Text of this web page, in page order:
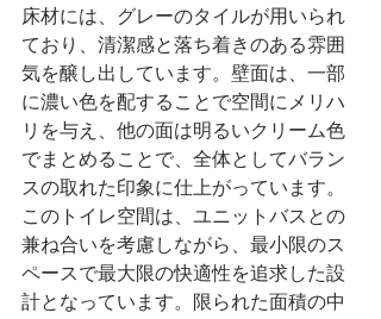
床材には、グレーのタイルが用いられ
ており、清潔感と落ち着きのある雰囲
気を醸し出しています。壁面は、一部
に濃い色を配することで空間にメリハ
リを与え、他の面は明るいクリーム色
でまとめることで、全体としてバラン
スの取れた印象に仕上がっています。
このトイレ空間は、ユニットバスとの
兼ね合いを考慮しながら、最小限のス
ペースで最大限の快適性を追求した設
計となっています。限られた面積の中